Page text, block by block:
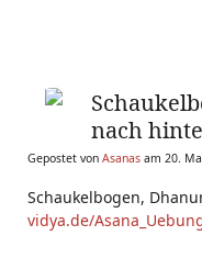
nach
Gepostet von Asanas am 20.
Schaukelbogen,
vidya.de/